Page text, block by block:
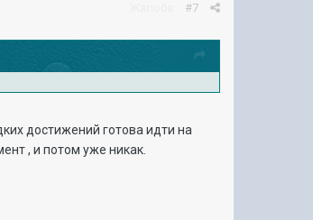
#7
достижений готова идти на
, и потом уже никак.